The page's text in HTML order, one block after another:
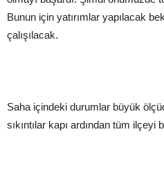
Bunun için yatırımlar yapılacak
çalışılacak.
Saha içindeki durumlar büyük
sıkıntılar kapı ardından tüm ilçeyi